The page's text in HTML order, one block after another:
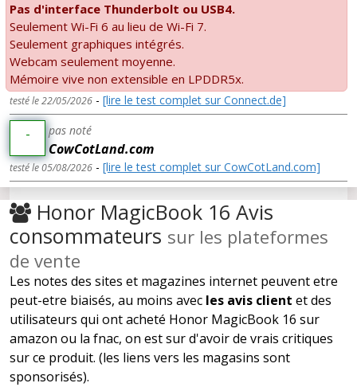
Pas d'interface Thunderbolt ou USB4.
Seulement Wi-Fi 6 au lieu de Wi-Fi 7.
Seulement graphiques intégrés.
Webcam seulement moyenne.
Mémoire vive non extensible en LPDDR5x.
testé le 22/05/2026 - [lire le test complet sur Connect.de]
- pas noté
CowCotLand.com
testé le 05/08/2026 - [lire le test complet sur CowCotLand.com]
Honor MagicBook 16 Avis
consommateurs sur les plateformes
de vente
Les notes des sites et magazines internet peuvent etre
peut-etre biaisés, au moins avec les avis client et des
utilisateurs qui ont acheté Honor MagicBook 16 sur
amazon ou la fnac, on est sur d'avoir de vrais critiques
sur ce produit. (les liens vers les magasins sont
sponsorisés).